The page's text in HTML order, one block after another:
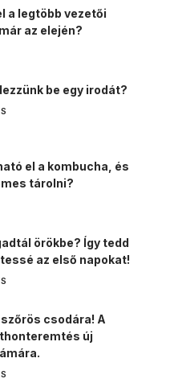
a legtöbb vezetői
az elején?
be egy irodát?
el a kombucha, és
tárolni?
örökbe? Így tedd
az első napokat!
csodára! A
új